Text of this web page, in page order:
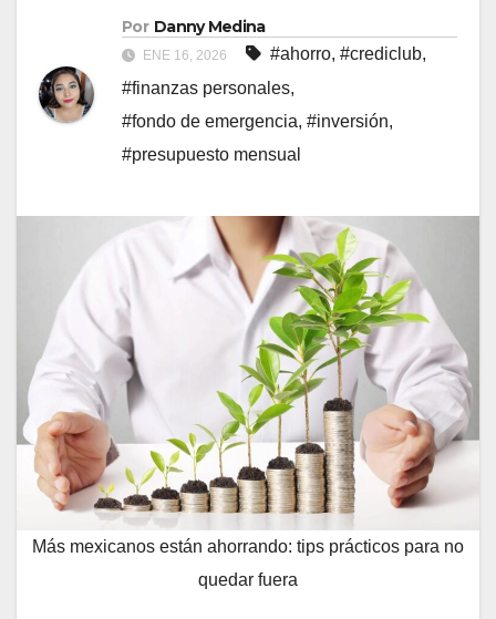
Por Danny Medina
ENE 16, 2026 #ahorro, #crediclub,
#finanzas personales,
#fondo de emergencia, #inversión,
#presupuesto mensual
Más mexicanos están ahorrando: tips prácticos para no
quedar fuera